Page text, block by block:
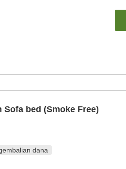
bed (Smoke Free)
dana